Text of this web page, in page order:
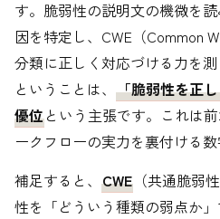
す。脆弱性の説明文の機微を
因を特定し、CWE（Common
分類に正しく対応づける力を
ということは、 「脆弱性を正
優位という主張です。これは
ークフローの実力を裏付ける数
補足すると、 CWE （共通脆弱
性を「どういう種類の弱点か